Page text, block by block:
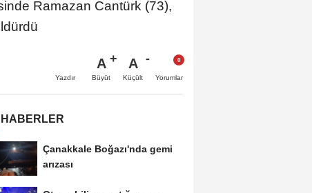
Ramazan Cantürk (73),
Yazdır
A
Büyüt
A
Küçült Yorumlar
Çanakkale Boğazı'nda gemi
arızası